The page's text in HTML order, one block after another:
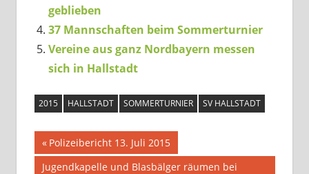
geblieben
37 Mannschaften beim Sommerturnier
Vereine aus ganz Nordbayern messen
sich in Hallstadt
2015 HALLSTADT SOMMERTURNIER SV HALLSTADT
Beitragsnavigation
Vorheriger
Beitrag:
Polizeibericht 13. Juli 2015
Nächster
Jugendkapelle und Blasbälger räumen bei